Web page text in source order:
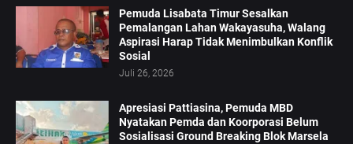
Pemuda Lisabata Timur Sesalkan
Pemalangan Lahan Wakayasuha, Walang
Aspirasi Harap Tidak Menimbulkan Konflik
Sosial
Juli 26, 2026
Apresiasi Pattiasina, Pemuda MBD
Nyatakan Pemda dan Koorporasi Belum
Sosialisasi Ground Breaking Blok Marsela